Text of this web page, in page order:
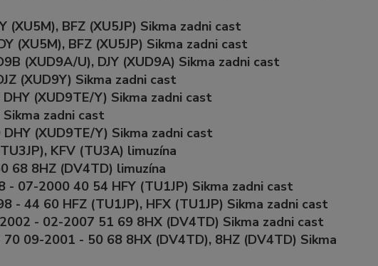
BFZ (XU5JP) Sikma zadni cast
(XU5M), BFZ (XU5JP) Sikma zadni cast
(XUD9A/U), DJY (XUD9A) Sikma zadni cast
(XUD9Y) Sikma zadni cast
(XUD9TE/Y) Sikma zadni cast
zadni cast
(XUD9TE/Y) Sikma zadni cast
KFV (TU3A) limuzína
68 8HZ (DV4TD) limuzína
- 07-2000 40 54 HFY (TU1JP) Sikma zadni cast
- 44 60 HFZ (TU1JP), HFX (TU1JP) Sikma zadni cast
- 02-2007 51 69 8HX (DV4TD) Sikma zadni cast
09-2001 - 50 68 8HX (DV4TD), 8HZ (DV4TD) Sikma